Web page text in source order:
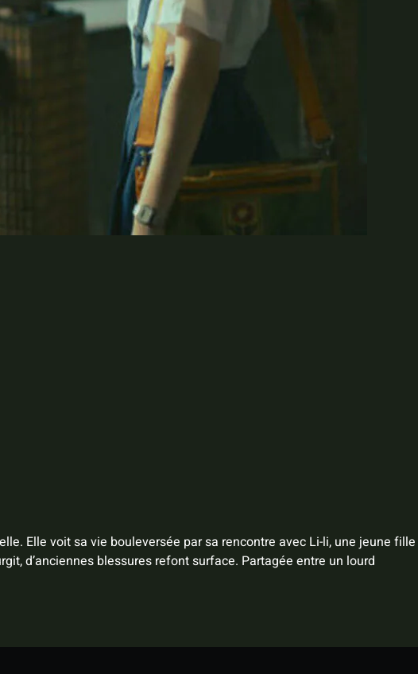
Elle voit sa vie bouleversée par sa rencontre avec Li-li, une jeune fille
d’anciennes blessures refont surface. Partagée entre un lourd